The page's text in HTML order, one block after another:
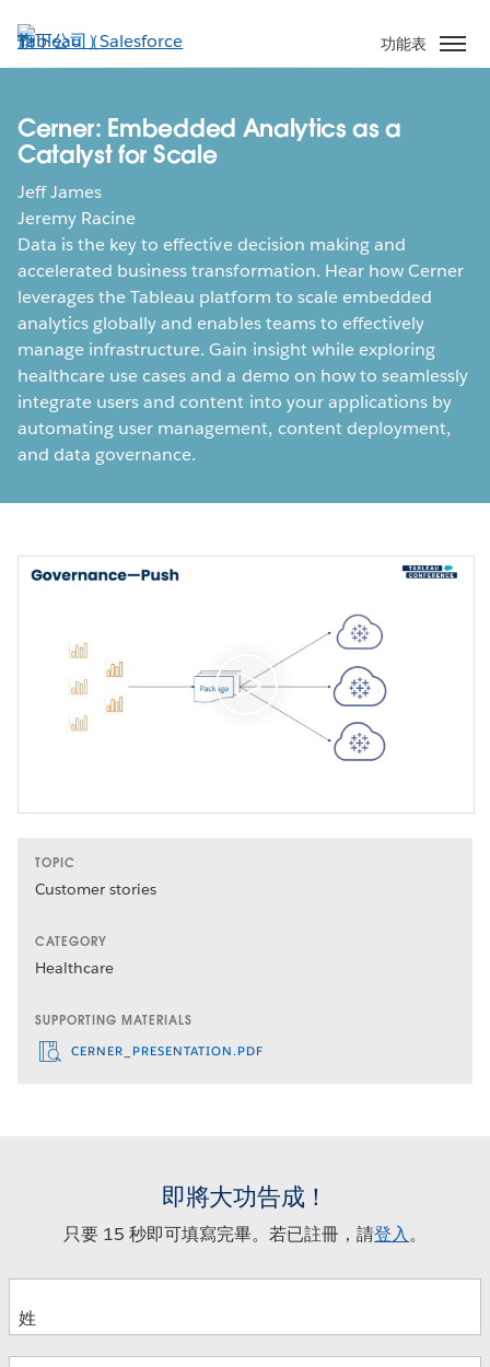
至
主
功能表
Cerner: Embedded Analytics as a
Catalyst for Scale
Jeff James
Jeremy Racine
Data is the key to effective decision making and
accelerated business transformation. Hear how Cerner
leverages the Tableau platform to scale embedded
analytics globally and enables teams to effectively
manage infrastructure. Gain insight while exploring
healthcare use cases and a demo on how to seamlessly
integrate users and content into your applications by
automating user management, content deployment,
and data governance.
TOPIC
Customer stories
CATEGORY
Healthcare
SUPPORTING MATERIALS
CERNER_PRESENTATION.PDF
即將大功告成！
只要 15 秒即可填寫完畢。若已註冊，請登入。